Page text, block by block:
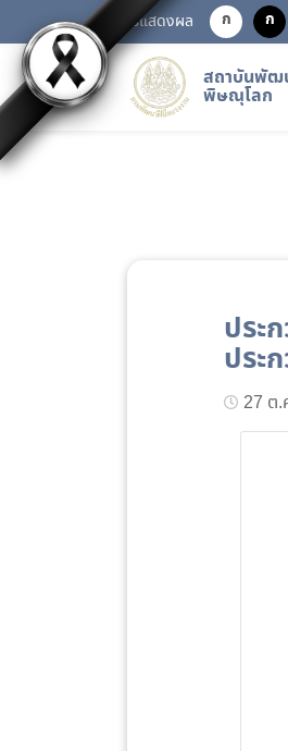
การแสดงผล ก ก
สถาบันพัฒ
พิษณุโลก
ประ
ประ
27 ต.